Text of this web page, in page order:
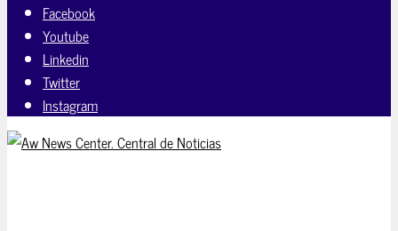
Facebook
Youtube
Linkedin
Twitter
Instagram